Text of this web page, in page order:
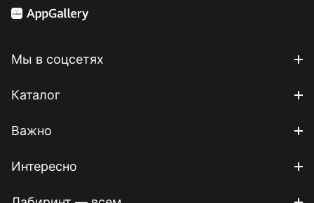
Мы в соцсетях
Каталог
Важно
Интересно